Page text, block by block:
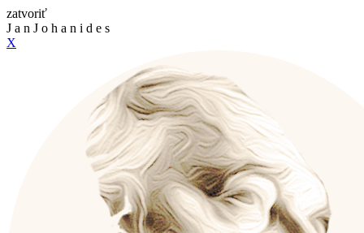
zatvoriť
J a n J o h a n i d e s
X